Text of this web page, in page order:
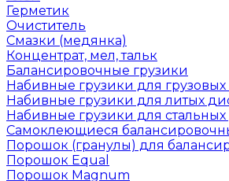
Герметик
Очиститель
Смазки (медянка)
Концентрат, мел, тальк
Балансировочные грузики
Набивные грузики для грузовых
Набивные грузики для литых
Набивные грузики для
Самоклеющиеся
Порошок (гранулы) для
Порошок Equal
Порошок Magnum